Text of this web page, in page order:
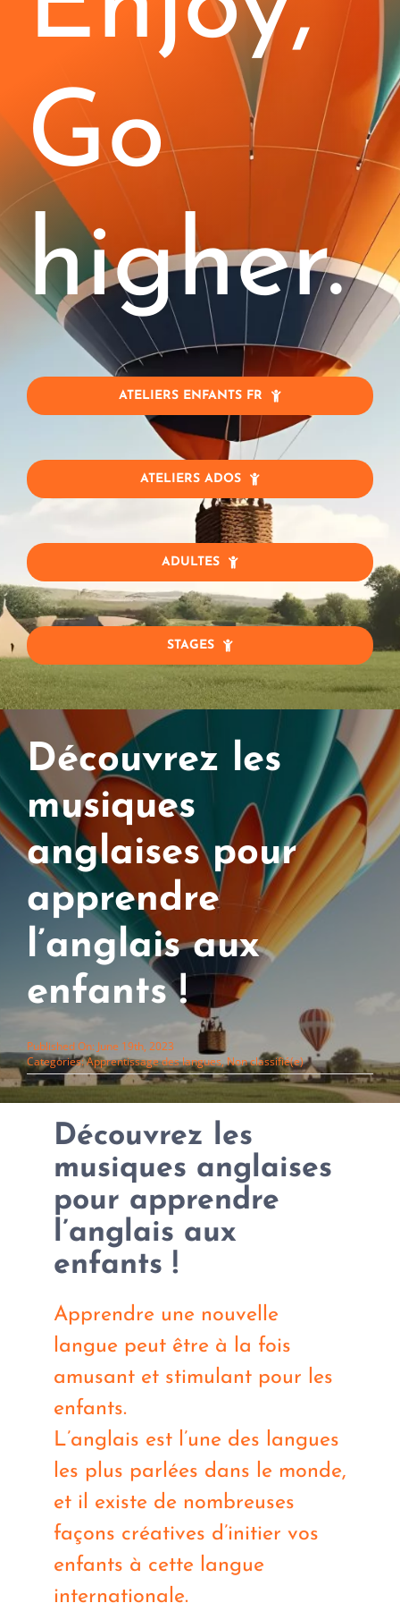
Blog
Jobs
Entreprise
Contact
Go
higher.
ATELIERS ENFANTS FR
ATELIERS ADOS
ADULTES
STAGES
Découvrez les
musiques
anglaises pour
apprendre
l’anglais aux
enfants !
Published On: June 19th, 2023
Categories:Apprentissage des langues,Non classifié(e)
Découvrez les
musiques anglaises
pour apprendre
l’anglais aux
enfants !
Apprendre une nouvelle
langue peut être à la fois
amusant et stimulant pour les
enfants.
L’anglais est l’une des langues
les plus parlées dans le monde,
et il existe de nombreuses
façons créatives d’initier vos
enfants à cette langue
internationale.